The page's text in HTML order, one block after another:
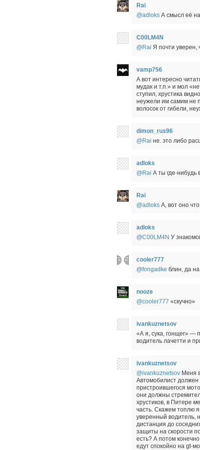
Rai
@adloks А смысл её
C00LM4N
@Rai Я почти уверен,
vamp756
А вот интересно
мудак и т.п.» и мол
ступил, хрустика
неужели им самим не
волосок от гибели,
dimon_rus96
@Rai не. это либо
adloks
@Rai А ты где-нибудь
Rai
@adloks А, вот оно
adloks
@C00LM4N У
cooler777
@fongadke блин, да
nooze
@cooler777 «скучно»
ivankuznetsov
«А я, сука, гонщег» —
водитель лачетти и
ivankuznetsov
@ivankuznetsov Меня
Автомобилист должен
пристроившегося
они должны
хрустиков, в Питере
часть. Скажем топлю
уверенный водитель,
дистанция до
защиты на скорости
есть? А потом
едут спокойно на gt-